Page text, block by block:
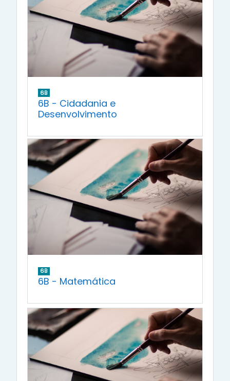
6B
6B - Cidadania e
Desenvolvimento
6B
6B - Matemática